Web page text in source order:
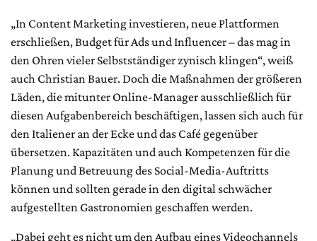
„In Content Marketing investieren, neue Plattformen
erschließen, Budget für Ads und Influencer – das mag in
den Ohren vieler Selbstständiger zynisch klingen“, weiß
auch Christian Bauer. Doch die Maßnahmen der größeren
Läden, die mitunter Online-Manager ausschließlich für
diesen Aufgabenbereich beschäftigen, lassen sich auch für
den Italiener an der Ecke und das Café gegenüber
übersetzen. Kapazitäten und auch Kompetenzen für die
Planung und Betreuung des Social-Media-Auftritts
können und sollten gerade in den digital schwächer
aufgestellten Gastronomien geschaffen werden.
„Dabei geht es nicht um den Aufbau eines Videochannels